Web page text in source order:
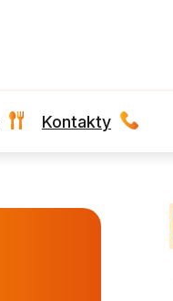
Kontakty